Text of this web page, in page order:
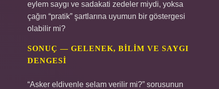
eylem saygı ve sadakati zedeler miydi, yoksa
çağın “pratik” şartlarına uyumun bir göstergesi
olabilir mi?
SONUÇ — GELENEK, BILIM VE SAYGI
DENGESI
“Asker eldivenle selam verilir mi?” sorusunun